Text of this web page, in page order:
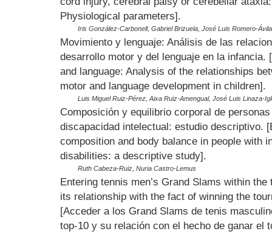
Physiological parameters].
Iris González-Carbonell, Gabriel Brizuela, José Luis Romero-Ávila
Movimiento y lenguaje: Análisis de las
desarrollo motor y del lenguaje en la infancia.
and language: Analysis of the relationships
motor and language development in children].
Luis Miguel Ruiz-Pérez, Aixa Ruiz-Amengual, José Luis Linaza-
Composición y equilibrio corporal de
discapacidad intelectual: estudio descriptivo.
composition and body balance in people with
disabilities: a descriptive study].
Ruth Cabeza-Ruiz, Nuria Castro-Lemus
Entering tennis men’s Grand Slams within the
its relationship with the fact of winning the
[Acceder a los Grand Slams de tenis
top-10 y su relación con el hecho de ganar el